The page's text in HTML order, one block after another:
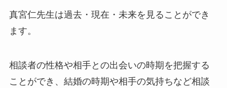
真宮仁先生は過去・現在・未来を見ることができ
ます。
相談者の性格や相手との出会いの時期を把握する
ことができ、結婚の時期や相手の気持ちなど相談